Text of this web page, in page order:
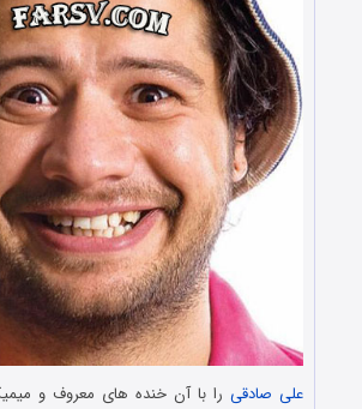
علی صادقی را با آن خنده های معروف و